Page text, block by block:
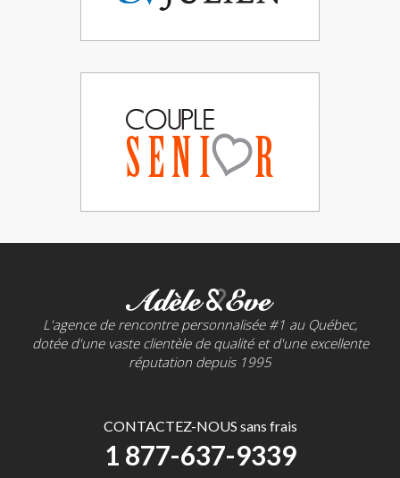
L'agence de rencontre personnalisée #1 au Québec,
dotée d'une vaste clientèle de qualité et d'une excellente
réputation depuis 1995
CONTACTEZ-NOUS sans frais
1 877-637-9339